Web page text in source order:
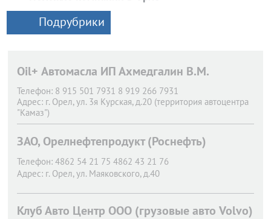
Подрубрики
Oil+ Автомасла ИП Ахмедгалин В.М.
Телефон: 8 915 501 7931 8 919 266 7931
Адрес: г. Орел, ул. 3я Курская, д.20 (территория автоцентра
"Камаз")
ЗАО, Орелнефтепродукт (Роснефть)
Телефон: 4862 54 21 75 4862 43 21 76
Адрес: г. Орел, ул. Маяковского, д.40
Клуб Авто Центр ООО (грузовые авто Volvo)